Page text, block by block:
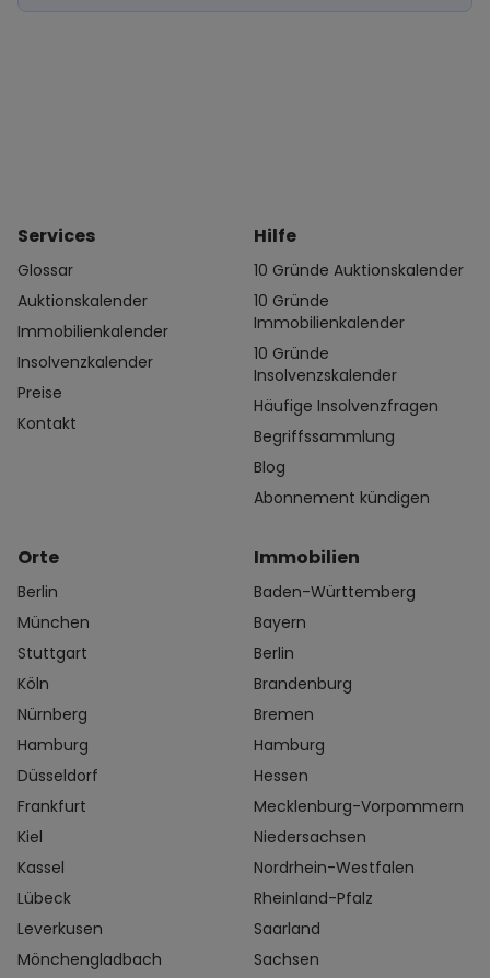
Services
Glossar
Auktionskalender
Immobilienkalender
Insolvenzkalender
Preise
Kontakt
Hilfe
10 Gründe Auktionskalender
10 Gründe
Immobilienkalender
10 Gründe
Insolvenzskalender
Häufige Insolvenzfragen
Begriffssammlung
Blog
Abonnement kündigen
Orte
Berlin
München
Stuttgart
Köln
Nürnberg
Hamburg
Düsseldorf
Frankfurt
Kiel
Kassel
Lübeck
Leverkusen
Mönchengladbach
Immobilien
Baden-Württemberg
Bayern
Berlin
Brandenburg
Bremen
Hamburg
Hessen
Mecklenburg-Vorpommern
Niedersachsen
Nordrhein-Westfalen
Rheinland-Pfalz
Saarland
Sachsen